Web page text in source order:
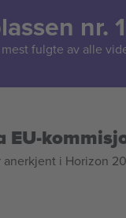
nr.
fulgte av alle
EU-
i Horizon